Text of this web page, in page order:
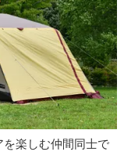
楽しむ仲間同士で